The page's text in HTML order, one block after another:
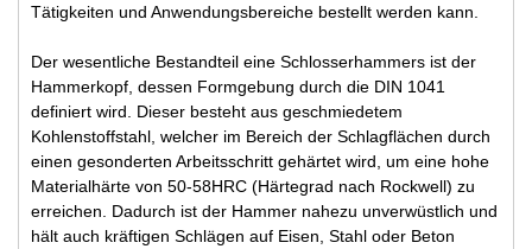
Tätigkeiten und Anwendungsbereiche bestellt werden kann.
Der wesentliche Bestandteil eine Schlosserhammers ist der
Hammerkopf, dessen Formgebung durch die DIN 1041
definiert wird. Dieser besteht aus geschmiedetem
Kohlenstoffstahl, welcher im Bereich der Schlagflächen durch
einen gesonderten Arbeitsschritt gehärtet wird, um eine hohe
Materialhärte von 50-58HRC (Härtegrad nach Rockwell) zu
erreichen. Dadurch ist der Hammer nahezu unverwüstlich und
hält auch kräftigen Schlägen auf Eisen, Stahl oder Beton